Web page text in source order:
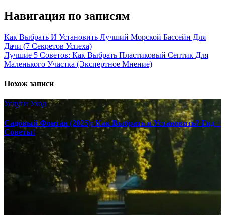
Навигация по записям
Как Выбрать И Установить Лучший Морской Бассейн Для
Дачи (7 Секретов Успеха)
Лучшие 5 Советов: Как Выбрать Пластиковый Септик Для
Маленького Участка (Экспертное Мнение)
Похож записи
Услуги Уход
Садовый Фонтан (2025): Как Выбрать и Установить? Гид +
Советы!